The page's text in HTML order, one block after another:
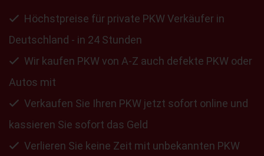
Höchstpreise für private PKW Verkäufer in
Deutschland - in 24 Stunden
Wir kaufen PKW von A-Z auch defekte PKW oder
Autos mit
Verkaufen Sie Ihren PKW jetzt sofort online und
kassieren Sie sofort das Geld
Verlieren Sie keine Zeit mit unbekannten PKW